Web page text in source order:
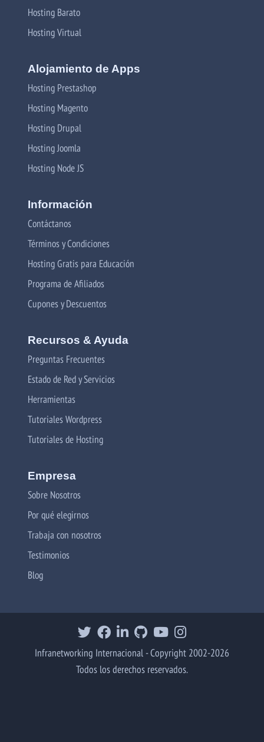
Hosting Barato
Hosting Virtual
Alojamiento de Apps
Hosting Prestashop
Hosting Magento
Hosting Drupal
Hosting Joomla
Hosting Node JS
Información
Contáctanos
Términos y Condiciones
Hosting Gratis para Educación
Programa de Afiliados
Cupones y Descuentos
Recursos & Ayuda
Preguntas Frecuentes
Estado de Red y Servicios
Herramientas
Tutoriales Wordpress
Tutoriales de Hosting
Empresa
Sobre Nosotros
Por qué elegirnos
Trabaja con nosotros
Testimonios
Blog
Infranetworking Internacional - Copyright 2002-2026
Todos los derechos reservados.